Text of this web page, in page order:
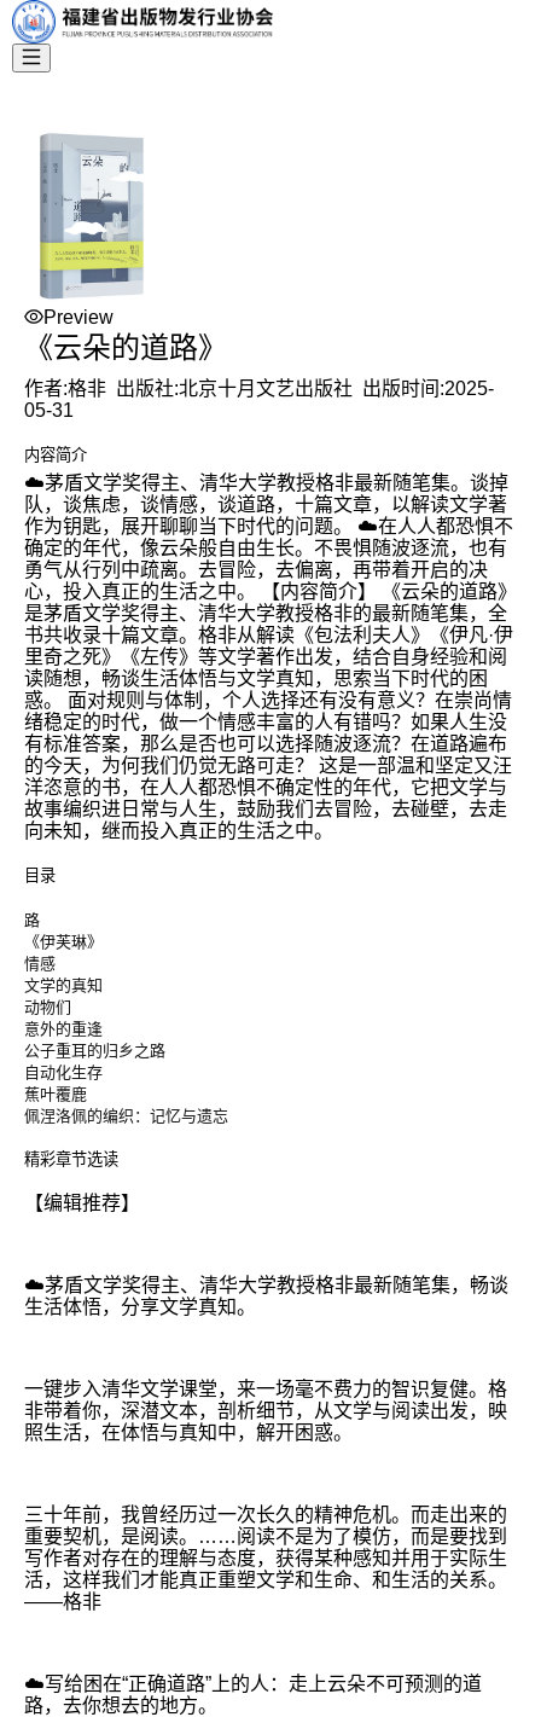
Preview
《云朵的道路》
作者:格非 出版社:北京十月文艺出版社 出版时间:2025-
05-31
内容简介
☁️茅盾文学奖得主、清华大学教授格非最新随笔集。谈掉
队，谈焦虑，谈情感，谈道路，十篇文章，以解读文学著
作为钥匙，展开聊聊当下时代的问题。 ☁️在人人都恐惧不
确定的年代，像云朵般自由生长。不畏惧随波逐流，也有
勇气从行列中疏离。去冒险，去偏离，再带着开启的决
心，投入真正的生活之中。 【内容简介】 《云朵的道路》
是茅盾文学奖得主、清华大学教授格非的最新随笔集，全
书共收录十篇文章。格非从解读《包法利夫人》《伊凡·伊
里奇之死》《左传》等文学著作出发，结合自身经验和阅
读随想，畅谈生活体悟与文学真知，思索当下时代的困
惑。 面对规则与体制，个人选择还有没有意义？在崇尚情
绪稳定的时代，做一个情感丰富的人有错吗？如果人生没
有标准答案，那么是否也可以选择随波逐流？在道路遍布
的今天，为何我们仍觉无路可走？ 这是一部温和坚定又汪
洋恣意的书，在人人都恐惧不确定性的年代，它把文学与
故事编织进日常与人生，鼓励我们去冒险，去碰壁，去走
向未知，继而投入真正的生活之中。
目录
路
《伊芙琳》
情感
文学的真知
动物们
意外的重逢
公子重耳的归乡之路
自动化生存
蕉叶覆鹿
佩涅洛佩的编织：记忆与遗忘
精彩章节选读
【编辑推荐】
☁️茅盾文学奖得主、清华大学教授格非最新随笔集，畅谈
生活体悟，分享文学真知。
一键步入清华文学课堂，来一场毫不费力的智识复健。格
非带着你，深潜文本，剖析细节，从文学与阅读出发，映
照生活，在体悟与真知中，解开困惑。
三十年前，我曾经历过一次长久的精神危机。而走出来的
重要契机，是阅读。……阅读不是为了模仿，而是要找到
写作者对存在的理解与态度，获得某种感知并用于实际生
活，这样我们才能真正重塑文学和生命、和生活的关系。
——格非
☁️写给困在“正确道路”上的人：走上云朵不可预测的道
路，去你想去的地方。